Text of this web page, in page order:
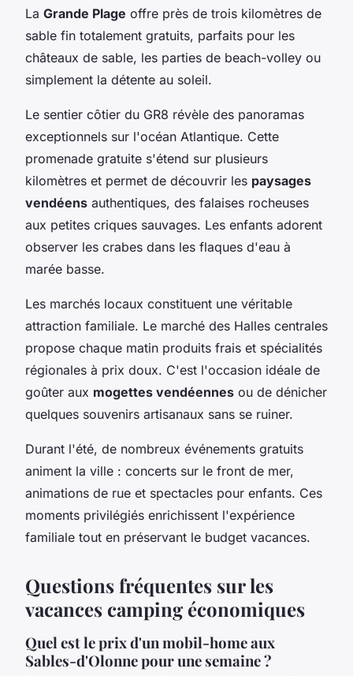
La Grande Plage offre près de trois kilomètres de
sable fin totalement gratuits, parfaits pour les
châteaux de sable, les parties de beach-volley ou
simplement la détente au soleil.
Le sentier côtier du GR8 révèle des panoramas
exceptionnels sur l'océan Atlantique. Cette
promenade gratuite s'étend sur plusieurs
kilomètres et permet de découvrir les paysages
vendéens authentiques, des falaises rocheuses
aux petites criques sauvages. Les enfants adorent
observer les crabes dans les flaques d'eau à
marée basse.
Les marchés locaux constituent une véritable
attraction familiale. Le marché des Halles centrales
propose chaque matin produits frais et spécialités
régionales à prix doux. C'est l'occasion idéale de
goûter aux mogettes vendéennes ou de dénicher
quelques souvenirs artisanaux sans se ruiner.
Durant l'été, de nombreux événements gratuits
animent la ville : concerts sur le front de mer,
animations de rue et spectacles pour enfants. Ces
moments privilégiés enrichissent l'expérience
familiale tout en préservant le budget vacances.
Questions fréquentes sur les
vacances camping économiques
Quel est le prix d'un mobil-home aux
Sables-d'Olonne pour une semaine ?